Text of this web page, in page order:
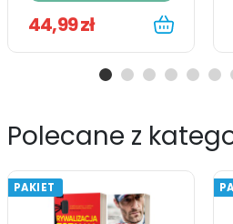
44,99 zł
Polecane z
PAKIET